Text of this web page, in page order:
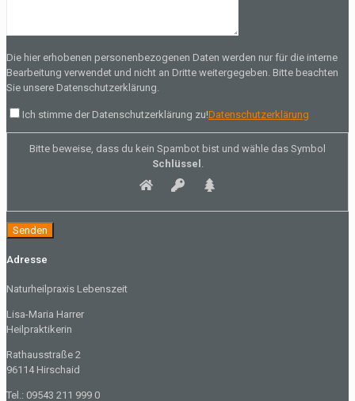
Die hier erhobenen personenbezogenen Daten werden nur für die interne
Bearbeitung verwendet und nicht an Dritte weitergegeben. Bitte beachten
Sie unsere Datenschutzerklärung.
Ich stimme der Datenschutzerklärung zu!Datenschutzerklärung
Bitte beweise, dass du kein Spambot bist und wähle das Symbol
Schlüssel .
Adresse
Naturheilpraxis Lebenszeit
Lisa-Maria Harrer
Heilpraktikerin
Rathausstraße 2
96114 Hirschaid
Tel.: 09543 211 999 0